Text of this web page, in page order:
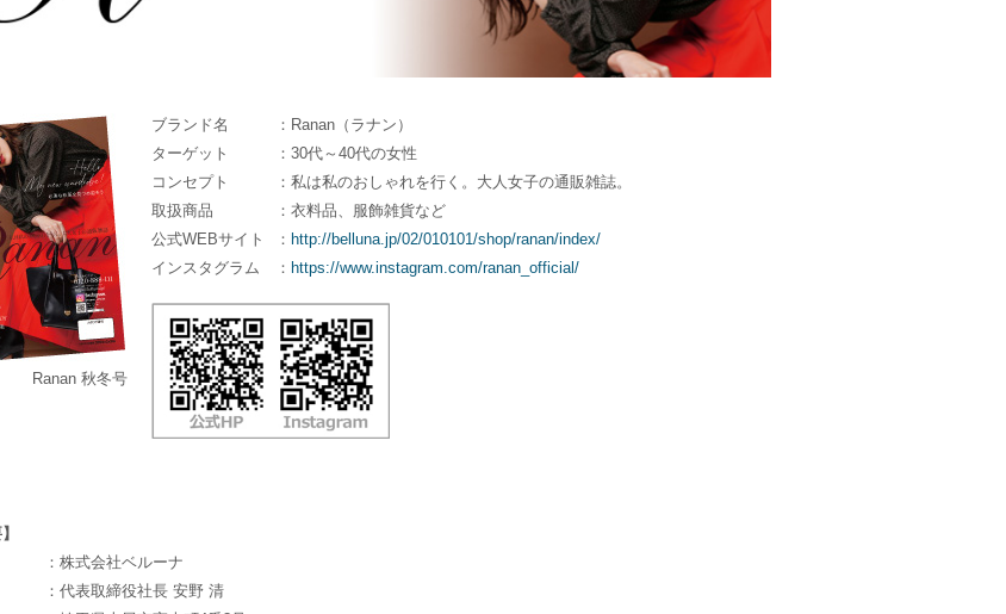
Ranan 秋冬号
ブランド名
：Ranan（ラナン）
ターゲット
：30代～40代の女性
コンセプト
：私は私のおしゃれを行く。大人女子の通販雑誌。
取扱商品
：衣料品、服飾雑貨など
公式WEBサイト
： http://belluna.jp/02/010101/shop/ranan/index/
インスタグラム
： https://www.instagram.com/ranan_official/
：株式会社ベルーナ
：代表取締役社長 安野 清